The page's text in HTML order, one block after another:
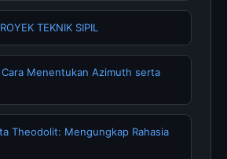
TEKNIK SIPIL
Menentukan Azimuth serta
Theodolit: Mengungkap Rahasia